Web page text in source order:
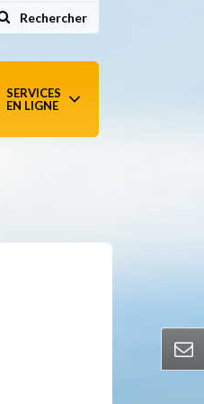
Rechercher
SERVICES
EN LIGNE